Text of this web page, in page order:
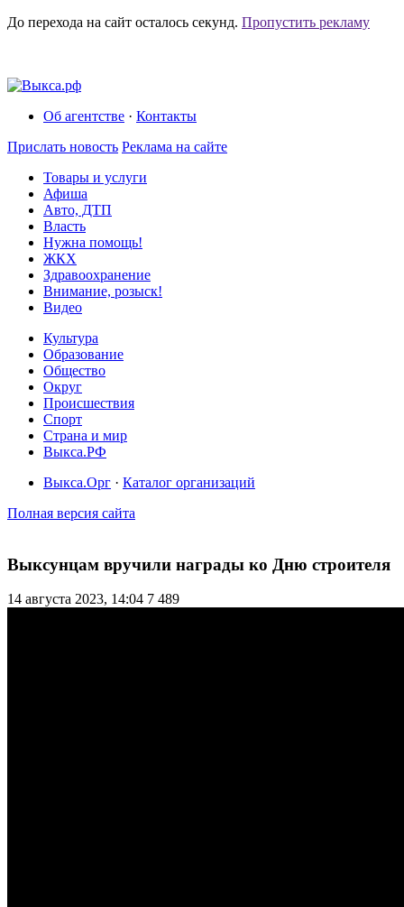
До перехода на сайт осталось секунд. Пропустить рекламу
Об агентстве · Контакты
Прислать новость Реклама на сайте
Товары и услуги
Афиша
Авто, ДТП
Власть
Нужна помощь!
ЖКХ
Здравоохранение
Внимание, розыск!
Видео
Культура
Образование
Общество
Округ
Происшествия
Спорт
Страна и мир
Выкса.РФ
Выкса.Орг · Каталог организаций
Полная версия сайта
Выксунцам вручили награды ко Дню строителя
14 августа 2023, 14:04 7 489